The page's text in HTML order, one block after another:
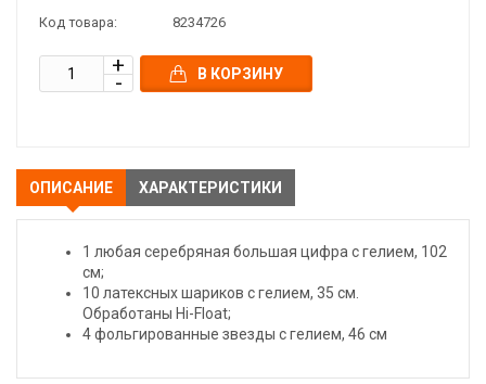
Код товара: 8234726
В КОРЗИНУ
ОПИСАНИЕ ХАРАКТЕРИСТИКИ
1 любая серебряная большая цифра с гелием, 102
см;
10 латексных шариков с гелием, 35 см.
Обработаны Hi-Float;
4 фольгированные звезды с гелием, 46 см